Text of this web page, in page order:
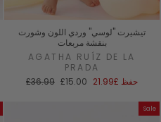
تيشيرت "لوسي" وردي اللون وشورت
بنقشة مربعات
AGATHA RUÍZ DE LA
PRADA
السعر
£36.99 سعر
£15.00 حفظ £21.99
Sale